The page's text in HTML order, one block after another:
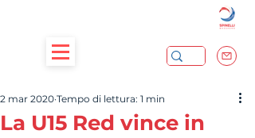
La U15 Red vince in
2 mar 2020 Tempo di lettura: 1 min